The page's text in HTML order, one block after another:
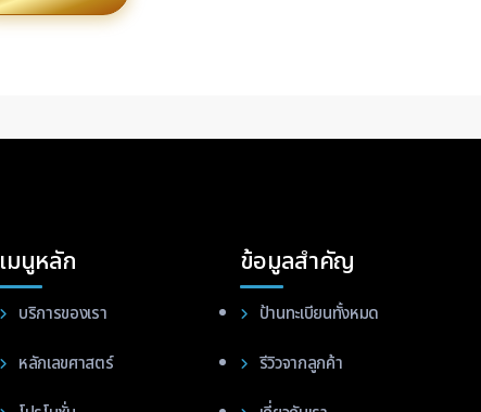
เมนูหลัก
บริการของเรา
หลักเลขศาสตร์
ข้อมูลสำคัญ
ป้านทะเบียนทั้งหมด
รีวิวจากลูกค้า